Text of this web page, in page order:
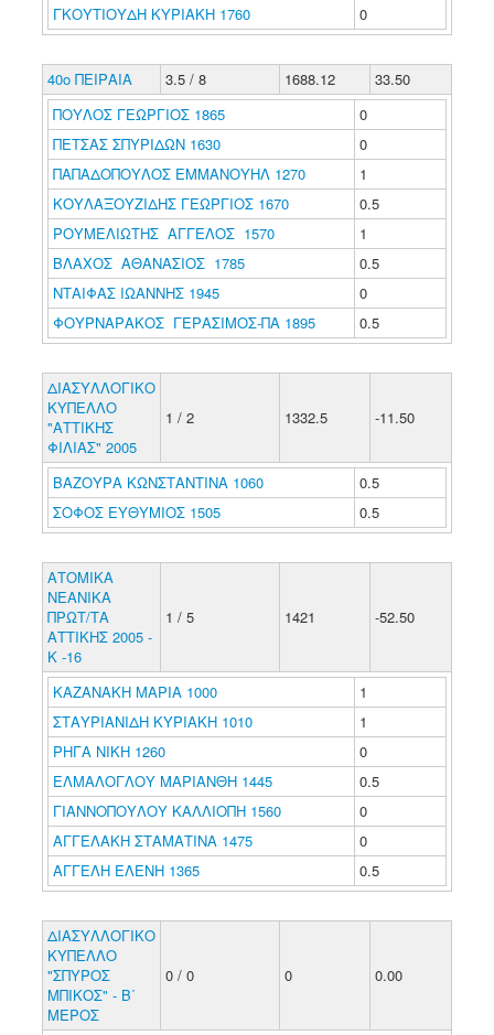
ΓΚΟΥΤΙΟΥΔΗ ΚΥΡΙΑΚΗ 1760
0
40ο ΠΕΙΡΑΙΑ 3.5 / 8 1688.12
33.50
ΠΟΥΛΟΣ ΓΕΩΡΓΙΟΣ 1865
0
ΠΕΤΣΑΣ ΣΠΥΡΙΔΩΝ 1630
0
ΠΑΠΑΔΟΠΟΥΛΟΣ ΕΜΜΑΝΟΥΗΛ 1270
1
ΚΟΥΛΑΞΟΥΖΙΔΗΣ ΓΕΩΡΓΙΟΣ 1670
0.5
ΡΟΥΜΕΛΙΩΤΗΣ ΑΓΓΕΛΟΣ 1570
1
ΒΛΑΧΟΣ ΑΘΑΝΑΣΙΟΣ 1785
0.5
ΝΤΑΙΦΑΣ ΙΩΑΝΝΗΣ 1945
0
ΦΟΥΡΝΑΡΑΚΟΣ ΓΕΡΑΣΙΜΟΣ-ΠΑ 1895
0.5
ΔΙΑΣΥΛΛΟΓΙΚΟ
ΚΥΠΕΛΛΟ
"ΑΤΤΙΚΗΣ
ΦΙΛΙΑΣ" 2005
1 / 2 1332.5 -11.50
ΒΑΖΟΥΡΑ ΚΩΝΣΤΑΝΤΙΝΑ 1060
0.5
ΣΟΦΟΣ ΕΥΘΥΜΙΟΣ 1505
0.5
ΑΤΟΜΙΚΑ
ΝΕΑΝΙΚΑ
ΠΡΩΤ/ΤΑ
ΑΤΤΙΚΗΣ 2005 -
Κ -16
1 / 5 1421 -52.50
ΚΑΖΑΝΑΚΗ ΜΑΡΙΑ 1000
1
ΣΤΑΥΡΙΑΝΙΔΗ ΚΥΡΙΑΚΗ 1010
1
ΡΗΓΑ ΝΙΚΗ 1260
0
ΕΛΜΑΛΟΓΛΟΥ ΜΑΡΙΑΝΘΗ 1445
0.5
ΓΙΑΝΝΟΠΟΥΛΟΥ ΚΑΛΛΙΟΠΗ 1560
0
ΑΓΓΕΛΑΚΗ ΣΤΑΜΑΤΙΝΑ 1475
0
ΑΓΓΕΛΗ ΕΛΕΝΗ 1365
0.5
ΔΙΑΣΥΛΛΟΓΙΚΟ
ΚΥΠΕΛΛΟ
"ΣΠΥΡΟΣ
ΜΠΙΚΟΣ" - Β΄
ΜΕΡΟΣ
0 / 0 0 0.00